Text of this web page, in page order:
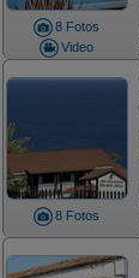
8 Fotos
Video
8 Fotos